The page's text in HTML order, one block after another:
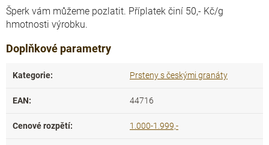
Šperk vám můžeme pozlatit. Příplatek činí 50,- Kč/g
hmotnosti výrobku.
Doplňkové parametry
Kategorie: Prsteny s českými granáty
EAN: 44716
Cenové rozpětí: 1.000-1.999,-